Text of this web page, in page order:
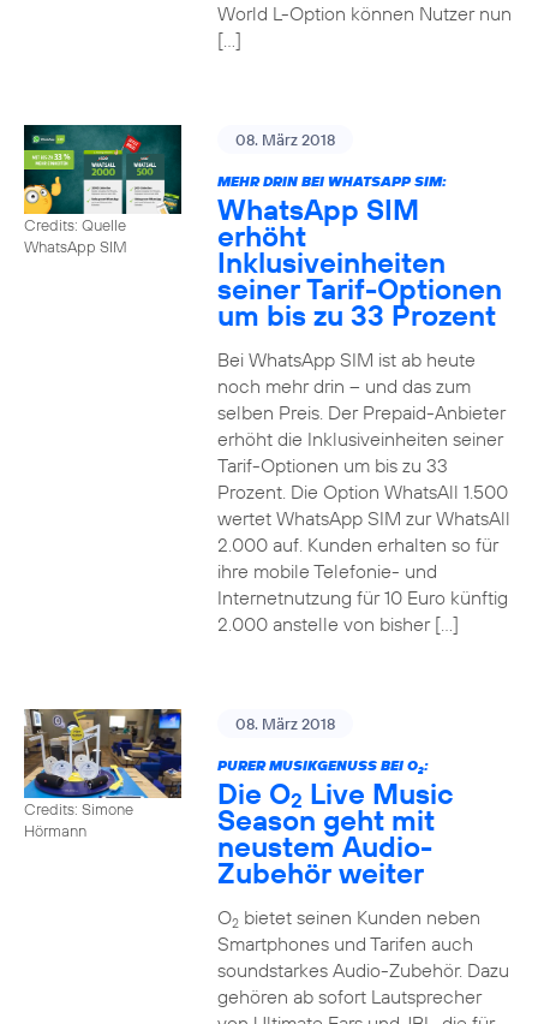
World L-Option können Nutzer nun
[…]
Credits: Quelle
WhatsApp SIM
08. März 2018
MEHR DRIN BEI WHATSAPP SIM:
WhatsApp SIM
erhöht
Inklusiveinheiten
seiner Tarif-Optionen
um bis zu 33 Prozent
Bei WhatsApp SIM ist ab heute
noch mehr drin – und das zum
selben Preis. Der Prepaid-Anbieter
erhöht die Inklusiveinheiten seiner
Tarif-Optionen um bis zu 33
Prozent. Die Option WhatsAll 1.500
wertet WhatsApp SIM zur WhatsAll
2.000 auf. Kunden erhalten so für
ihre mobile Telefonie- und
Internetnutzung für 10 Euro künftig
2.000 anstelle von bisher […]
Credits: Simone
Hörmann
08. März 2018
PURER MUSIKGENUSS BEI O2:
Die O2 Live Music
Season geht mit
neustem Audio-
Zubehör weiter
O2bietet seinen Kunden neben
Smartphones und Tarifen auch
soundstarkes Audio-Zubehör. Dazu
gehören ab sofort Lautsprecher